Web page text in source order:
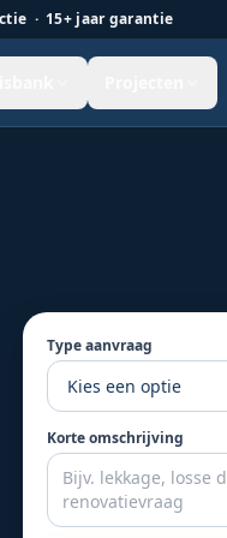
· 15+ jaar garantie
Type aanvraag
Korte omschrijving